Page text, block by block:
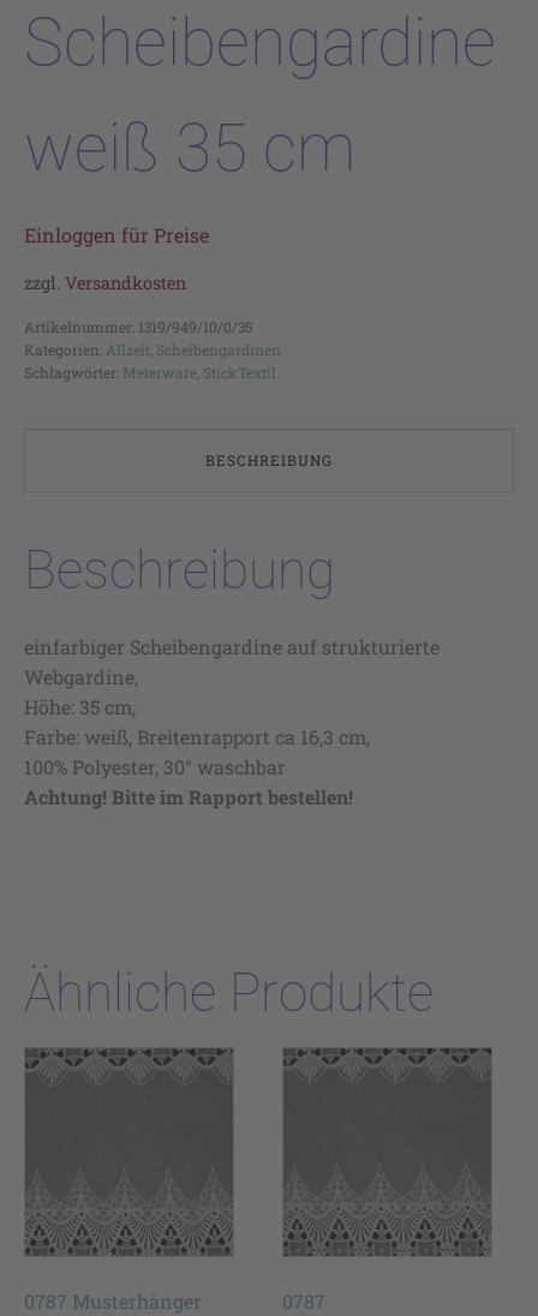
Scheibengardine
weiß 35 cm
Einloggen für Preise
zzgl. Versandkosten
Artikelnummer: 1319/949/10/0/35
Kategorien: Allzeit Scheibengardinen
Schlagwörter: Meterware StickTextil
BESCHREIBUNG
Beschreibung
einfarbiger Scheibengardine auf strukturierte
Webgardine,
Höhe: 35 cm,
Farbe: weiß, Breitenrapport ca 16,3 cm,
100% Polyester, 30° waschbar
Achtung! Bitte im Rapport bestellen!
Ähnliche Produkte
0787 Musterhänger
0787